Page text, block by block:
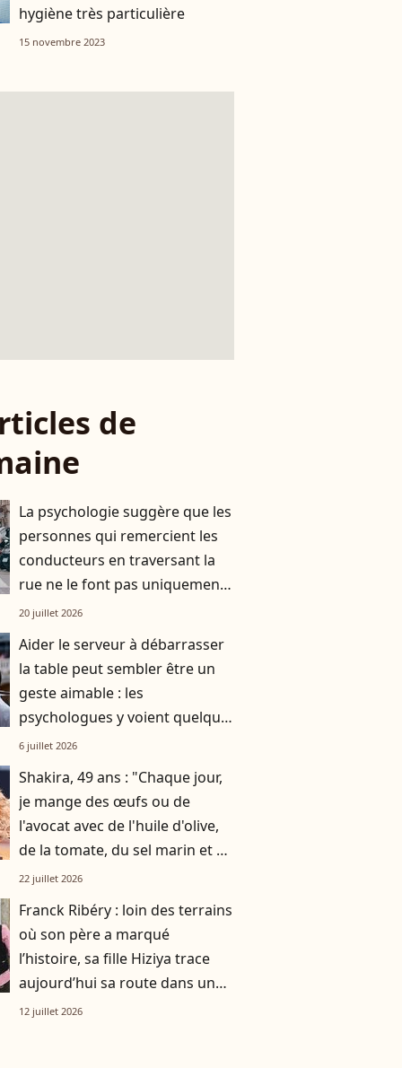
hygiène très particulière
15 novembre 2023
de
La psychologie suggère que les
personnes qui remercient les
conducteurs en traversant la
rue ne le font pas uniquement
par gratitude
20 juillet 2026
Aider le serveur à débarrasser
la table peut sembler être un
geste aimable : les
psychologues y voient quelque
chose de bien plus profond.
6 juillet 2026
Shakira, 49 ans : "Chaque jour,
je mange des œufs ou de
l'avocat avec de l'huile d'olive,
de la tomate, du sel marin et un
smoothie"
22 juillet 2026
Franck Ribéry : loin des terrains
où son père a marqué
l’histoire, sa fille Hiziya trace
aujourd’hui sa route dans un
tout autre univers
12 juillet 2026